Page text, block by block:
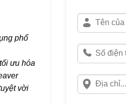
phổ
ưu hóa
vời